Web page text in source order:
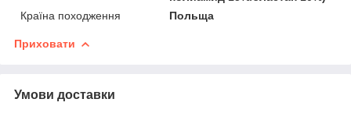
Країна походження
Польща
Приховати
Умови доставки